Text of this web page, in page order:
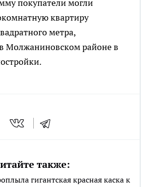
покупатели могли
квартиру
метра,
Молжаниновском районе в
также:
гигантская красная каска к